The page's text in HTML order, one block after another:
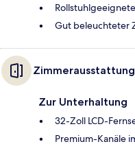
Gut beleuchteter
Zimmerausstattung
Zur Unterhaltung
32-Zoll LCD-
Premium-Kanäle